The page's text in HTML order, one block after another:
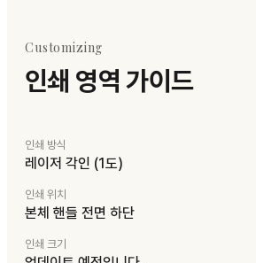
Customizing
인쇄 영역 가이드
인쇄 방식
레이저 각인 (1도)
인쇄 위치
본체 핸들 전면 하단
인쇄 크기